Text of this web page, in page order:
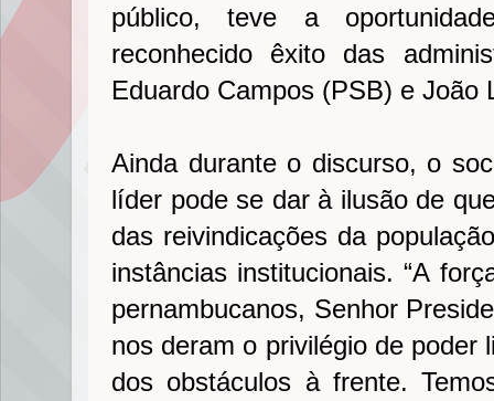
público, teve a
reconhecido êxito das
Eduardo Campos (PSB) e João
Ainda durante o discurso, o
líder pode se dar à ilusão de
das reivindicações da
instâncias institucionais. “A
pernambucanos, Senhor
nos deram o privilégio de poder
dos obstáculos à frente.